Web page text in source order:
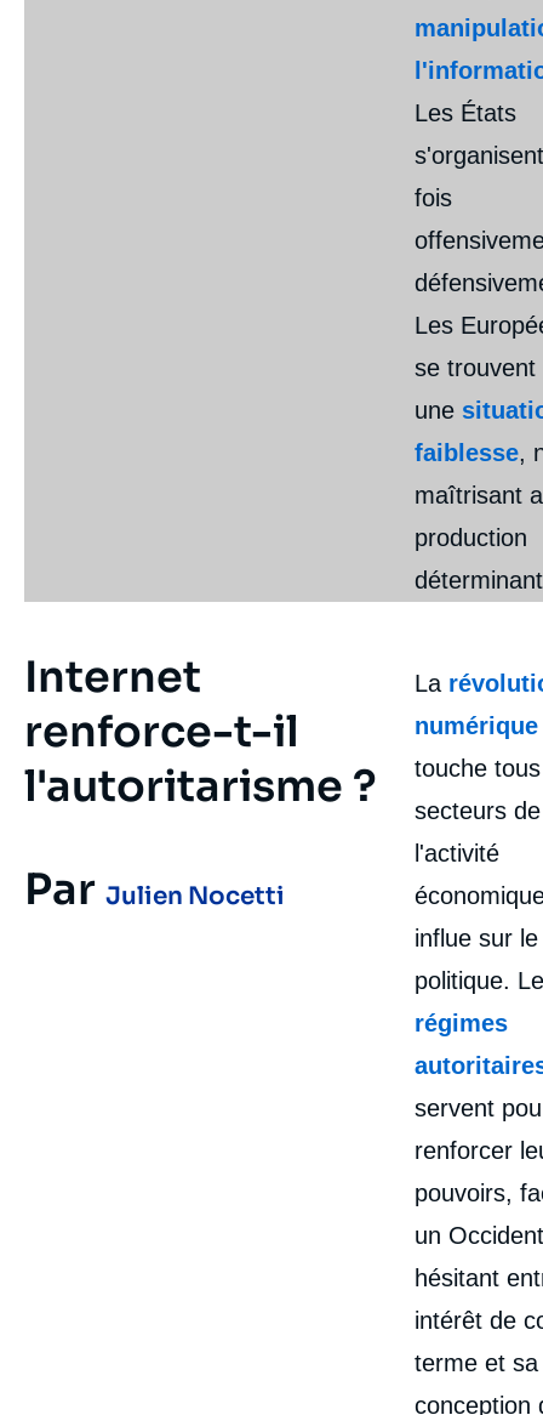
Les États
fois
Les
se trouvent
une
faiblesse,
maîtrisant
production
Internet
renforce-t-il
l'autoritarisme ?
Par Julien Nocetti
La
numérique
touche
secteurs de
l'activité
influe sur le
politique.
régimes
servent
renforcer
pouvoirs,
un Occident
hésitant
intérêt de
terme et sa
conception
Nicolas ARPAGIAN, David CADIER, Jean-
Philippe FOEGLE, Françoise MASSIT-
FOLLEA, Laurence NARDON, Julien
NOCETTI, « Dossier RAMSES 2018 : La
guerre de l'information », Contributions, Ifri,
6 septembre 2017.